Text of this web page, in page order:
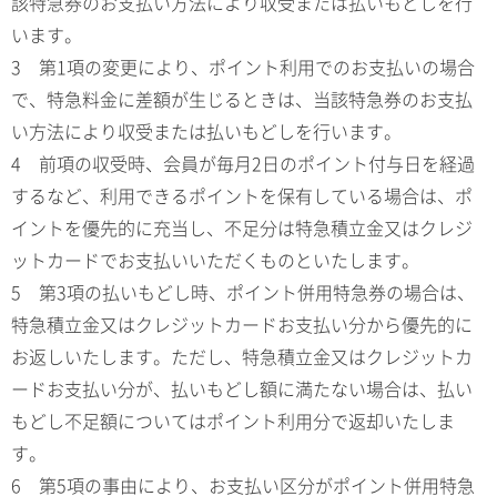
います。
3 第1項の変更により、ポイント利用でのお支払いの場合
で、特急料金に差額が生じるときは、当該特急券のお支払
い方法により収受または払いもどしを行います。
4 前項の収受時、会員が毎月2日のポイント付与日を経過
するなど、利用できるポイントを保有している場合は、ポ
イントを優先的に充当し、不足分は特急積立金又はクレジ
ットカードでお支払いいただくものといたします。
5 第3項の払いもどし時、ポイント併用特急券の場合は、
特急積立金又はクレジットカードお支払い分から優先的に
お返しいたします。ただし、特急積立金又はクレジットカ
ードお支払い分が、払いもどし額に満たない場合は、払い
もどし不足額についてはポイント利用分で返却いたしま
す。
6 第5項の事由により、お支払い区分がポイント併用特急